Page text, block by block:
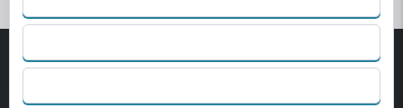
Beneteau und Fountaine Pajot. - Webdesign vonAbcreations.es